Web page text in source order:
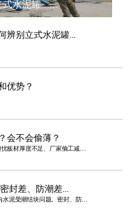
水泥罐......
辨别立式水泥罐...
优势？
会不会偷薄？
不少客户选购不锈钢建筑罐时，都十分担忧板材厚度不足、厂家偷工减料。板......
封差、防潮差...
很多客户选购水泥罐时，都格外担心罐内水泥受潮结块问题。密封、防潮性......